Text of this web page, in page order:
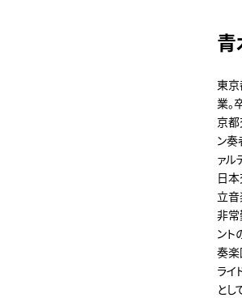
東
業。
京都
ン奏
ァル
日
立
非常
ント
奏楽
ライ
と